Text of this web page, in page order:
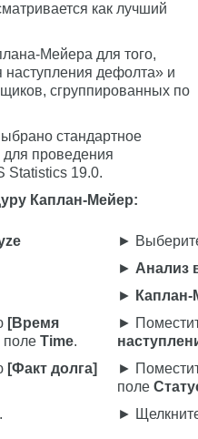
как лучший
Мейера для того,
наступления дефолта» и
сгруппированных по
стандартное
проведения
Statistics 19.0.
Каплан-Мейер:
[Время
поле Time.
[Факт долга]
.
►
► Анализ
►
►
►
поле
►